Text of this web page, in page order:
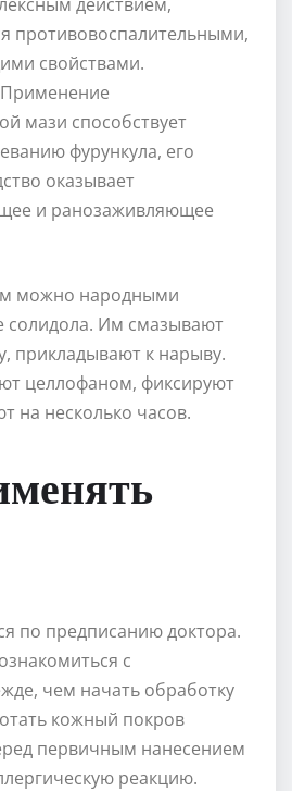
противовоспалительными,
свойствами.
Применение
мази способствует
фурункула, его
оказывает
и ранозаживляющее
можно народными
солидола. Им смазывают
прикладывают к нарыву.
целлофаном, фиксируют
на несколько часов.
по предписанию доктора.
с
чем начать обработку
кожный покров
первичным нанесением
реакцию.